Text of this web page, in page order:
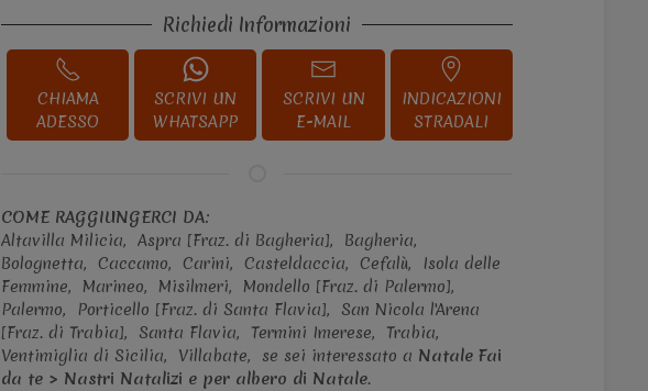
Richiedi Informazioni
CHIAMA
ADESSO
SCRIVI UN
WHATSAPP
SCRIVI UN
E-MAIL
INDICAZIONI
STRADALI
COME RAGGIUNGERCI DA:
Altavilla Milicia, Aspra [Fraz. di Bagheria], Bagheria,
Bolognetta, Caccamo, Carini, Casteldaccia, Cefalù,
Isola delle
Femmine, Marineo, Misilmeri, Mondello [Fraz. di Palermo],
Palermo,
Porticello [Fraz. di Santa Flavia], San Nicola l'Arena
[Fraz. di Trabia], Santa Flavia, Termini Imerese, Trabia,
Ventimiglia di Sicilia, Villabate, se sei interessato a Natale Fai
da te > Nastri Natalizi e per albero di Natale.